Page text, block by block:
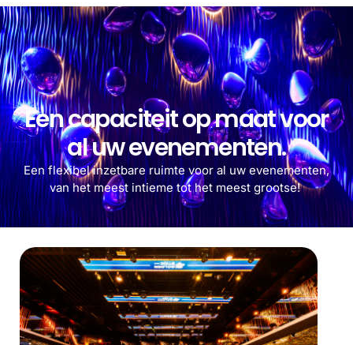
Een capaciteit op maat voor
al uw evenementen.
Een flexibel inzetbare ruimte voor al uw evenementen,
van het meest intieme tot het meest grootse!